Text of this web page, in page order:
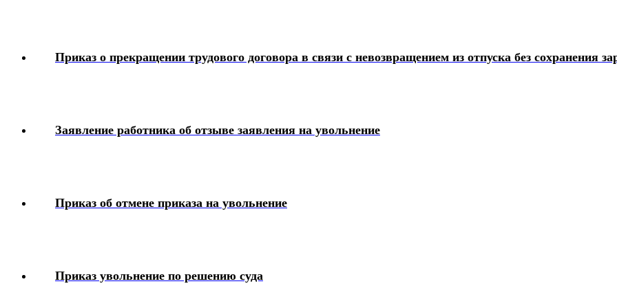
Приказ о прекращении трудового договора в связи с невозвращением из отпуска без сохранения
Заявление работника об отзыве заявления на увольнение
Приказ об отмене приказа на увольнение
Приказ увольнение по решению суда